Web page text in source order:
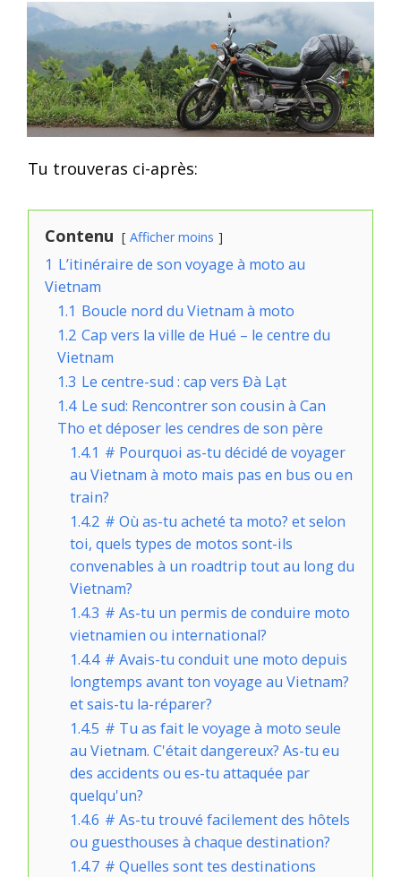
Tu trouveras ci-après:
Contenu Afficher moins
1 L’itinéraire de son voyage à moto au
Vietnam
1.1 Boucle nord du Vietnam à moto
1.2 Cap vers la ville de Hué – le centre du
Vietnam
1.3 Le centre-sud : cap vers Đà Lạt
1.4 Le sud: Rencontrer son cousin à Can
Tho et déposer les cendres de son père
1.4.1 # Pourquoi as-tu décidé de voyager
au Vietnam à moto mais pas en bus ou en
train?
1.4.2 # Où as-tu acheté ta moto? et selon
toi, quels types de motos sont-ils
convenables à un roadtrip tout au long du
Vietnam?
1.4.3 # As-tu un permis de conduire moto
vietnamien ou international?
1.4.4 # Avais-tu conduit une moto depuis
longtemps avant ton voyage au Vietnam?
et sais-tu la-réparer?
1.4.5 # Tu as fait le voyage à moto seule
au Vietnam. C'était dangereux? As-tu eu
des accidents ou es-tu attaquée par
quelqu'un?
1.4.6 # As-tu trouvé facilement des hôtels
ou guesthouses à chaque destination?
1.4.7 # Quelles sont tes destinations